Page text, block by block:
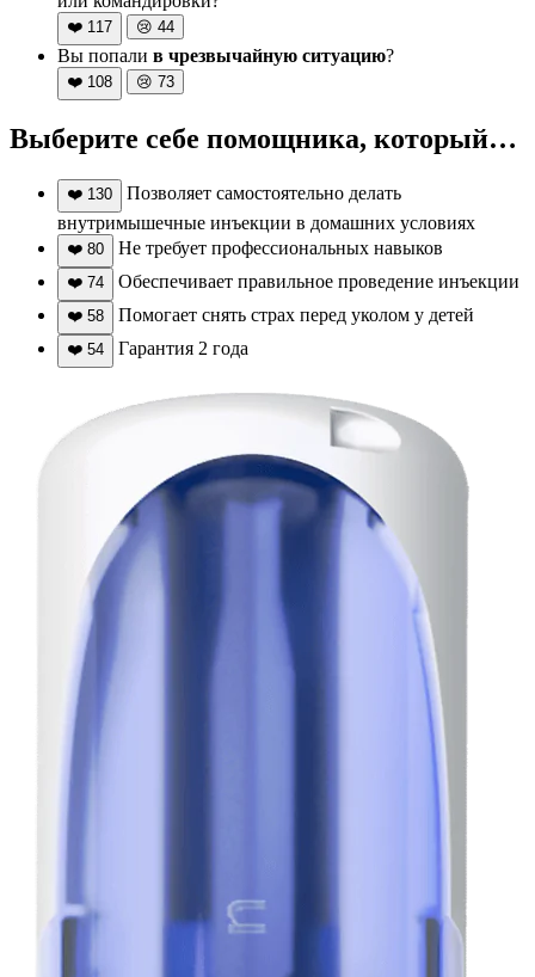
❤️ 117 😢 44
Вы попали в чрезвычайную ситуацию?
❤️ 108 😢 73
Выберите себе помощника, который…
❤️ 130
Позволяет самостоятельно делать
внутримышечные инъекции в домашних условиях
❤️ 80 Не требует профессиональных навыков
❤️ 74 Обеспечивает правильное проведение инъекции
❤️ 58 Помогает снять страх перед уколом у детей
❤️ 54 Гарантия 2 года